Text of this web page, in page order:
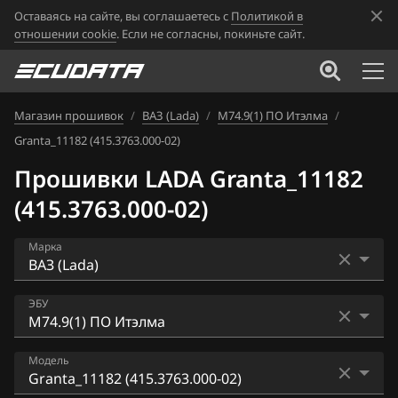
Оставаясь на сайте, вы соглашаетесь с Политикой в
отношении cookie. Если не согласны, покиньте сайт.
Магазин прошивок / ВАЗ (Lada) / М74.9(1) ПО Итэлма /
Granta_11182 (415.3763.000-02)
Прошивки LADA Granta_11182
(415.3763.000-02)
Марка
Acura
Alfa Romeo
ATLAS
ЭБУ
Bosch ME17.9.7
Bosch ME17.9.71
Модель